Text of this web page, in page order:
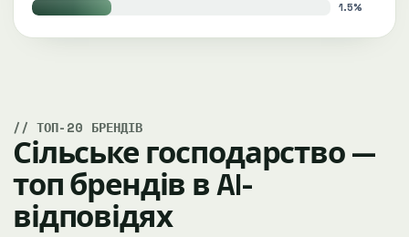
1.5%
ТОП-20 БРЕНДІВ
Сільське господарство —
топ брендів в AI-
відповідях